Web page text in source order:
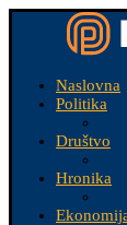
Naslovna
Politika
Društvo
Hronika